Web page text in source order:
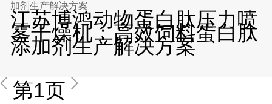
加剂生产解决方案
江苏博鸿动物蛋白肽压力喷
雾干燥机：高效饲料蛋白肽
添加剂生产解决方案
第1页